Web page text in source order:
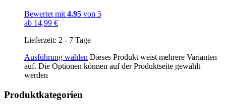
Bewertet mit 4.95 von 5
ab 14,99 €
Lieferzeit: 2 - 7 Tage
Ausführung wählen Dieses Produkt weist mehrere Varianten
auf. Die Optionen können auf der Produktseite gewählt
werden
Produktkategorien